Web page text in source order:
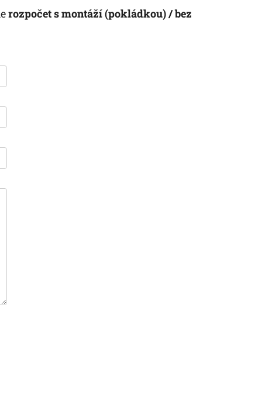
rozpočet s montáží (pokládkou) / bez